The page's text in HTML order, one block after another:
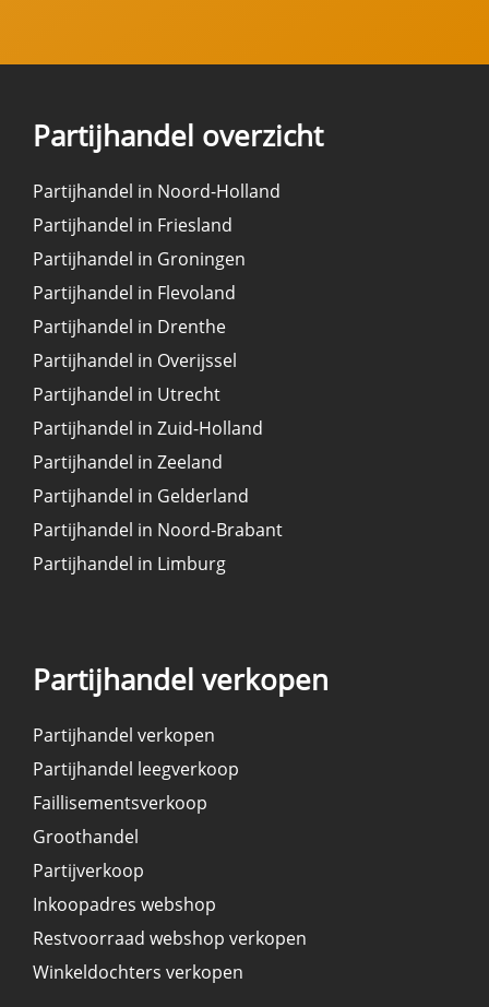
Partijhandel overzicht
Partijhandel in Noord-Holland
Partijhandel in Friesland
Partijhandel in Groningen
Partijhandel in Flevoland
Partijhandel in Drenthe
Partijhandel in Overijssel
Partijhandel in Utrecht
Partijhandel in Zuid-Holland
Partijhandel in Zeeland
Partijhandel in Gelderland
Partijhandel in Noord-Brabant
Partijhandel in Limburg
Partijhandel verkopen
Partijhandel verkopen
Partijhandel leegverkoop
Faillisementsverkoop
Groothandel
Partijverkoop
Inkoopadres webshop
Restvoorraad webshop verkopen
Winkeldochters verkopen